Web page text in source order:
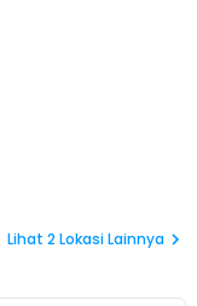
Lihat 2Lokasi Lainnya